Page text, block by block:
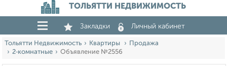
ТОЛЬЯТТИ НЕДВИЖИМОСТЬ
Закладки Личный кабинет
Тольятти Недвижимость Квартиры
Продажа
2‑комнатные
Объявление №2556